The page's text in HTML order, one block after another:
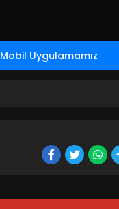
Mobil Uygulamamız